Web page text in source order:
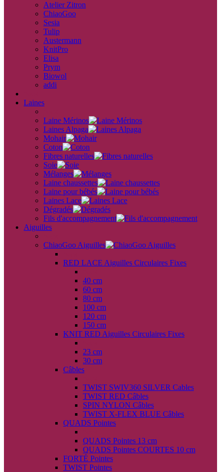
Atelier Zitron
ChiaoGoo
Sesia
Tulip
Austermann
KnitPro
Elisa
Prym
Biowol
addi
Laines
Laine Mérinos
Laines Alpaga
Mohair
Coton
Fibres naturelles
Soie
Mélanges
Laine chaussettes
Laine pour bébés
Laines Lace
Dégradés
Fils d'accompagnement
Aiguilles
ChiaoGoo Aiguilles
RED LACE Aiguilles Circulaires Fixes
40 cm
60 cm
80 cm
100 cm
120 cm
150 cm
KNIT RED Aiguilles Circulaires Fixes
23 cm
30 cm
Câbles
TWIST SWIV360 SILVER Cables
TWIST RED Câbles
SPIN NYLON Câbles
TWIST X-FLEX BLUE Câbles
QUADS Pointes
QUADS Pointes 13 cm
QUADS Pointes COURTES 10 cm
FORTÉ Pointes
TWIST Pointes